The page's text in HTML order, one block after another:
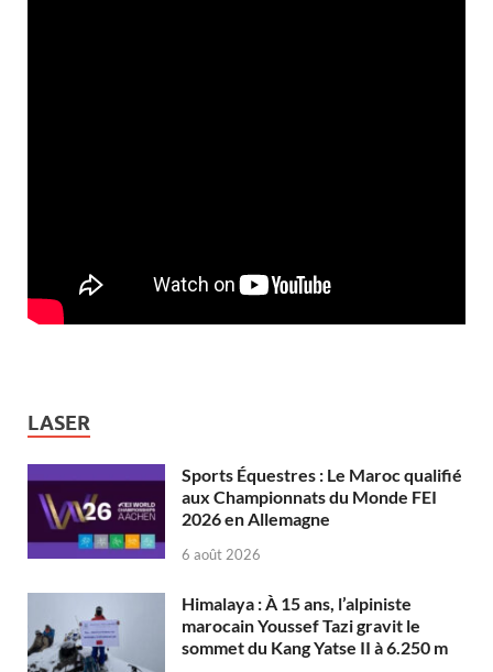
LASER
Sports Équestres : Le Maroc qualifié
aux Championnats du Monde FEI
2026 en Allemagne
6 août 2026
Himalaya : À 15 ans, l’alpiniste
marocain Youssef Tazi gravit le
sommet du Kang Yatse II à 6.250 m